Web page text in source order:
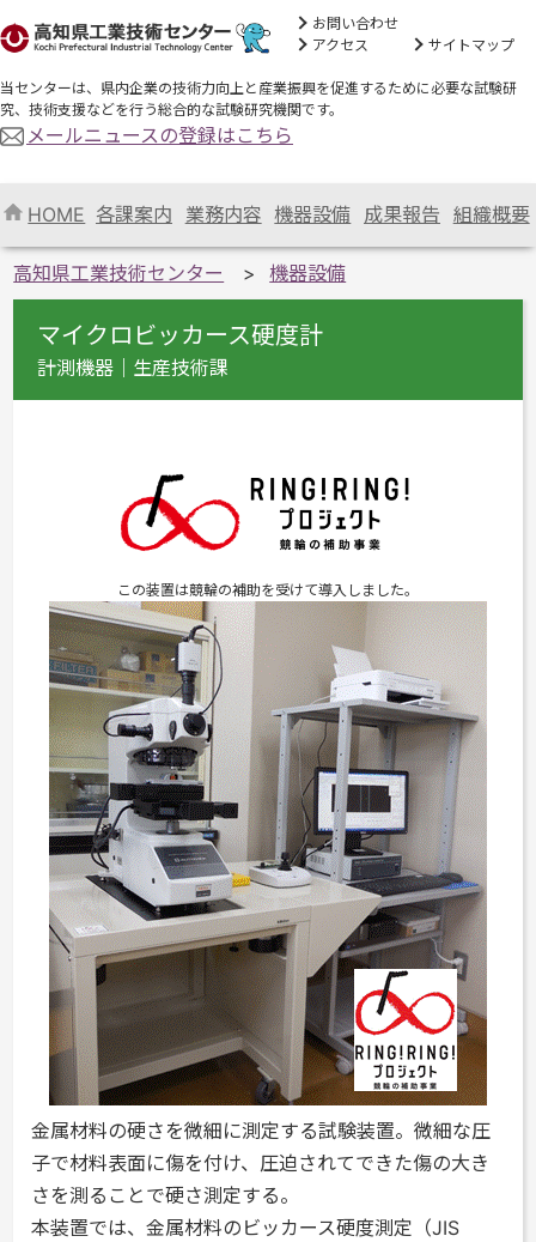
お問い合わせ
アクセス
サイトマップ
当センターは、県内企業の技術力向上と産業振興を促進するために必要な試験研
究、技術支援などを行う総合的な試験研究機関です。
メールニュースの登録はこちら
HOME 各課案内 業務内容 機器設備 成果報告 組織概要
高知県工業技術センター 機器設備
マイクロビッカース硬度計
計測機器｜生産技術課
この装置は競輪の補助を受けて導入しました。
金属材料の硬さを微細に測定する試験装置。微細な圧
子で材料表面に傷を付け、圧迫されてできた傷の大き
さを測ることで硬さ測定する。
本装置では、金属材料のビッカース硬度測定（JIS